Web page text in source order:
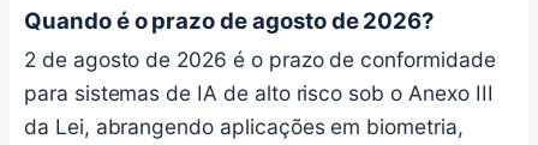
Quando é o prazo de agosto de 2026?
2 de agosto de 2026 é o prazo de conformidade
para sistemas de IA de alto risco sob o Anexo III
da Lei, abrangendo aplicações em biometria,